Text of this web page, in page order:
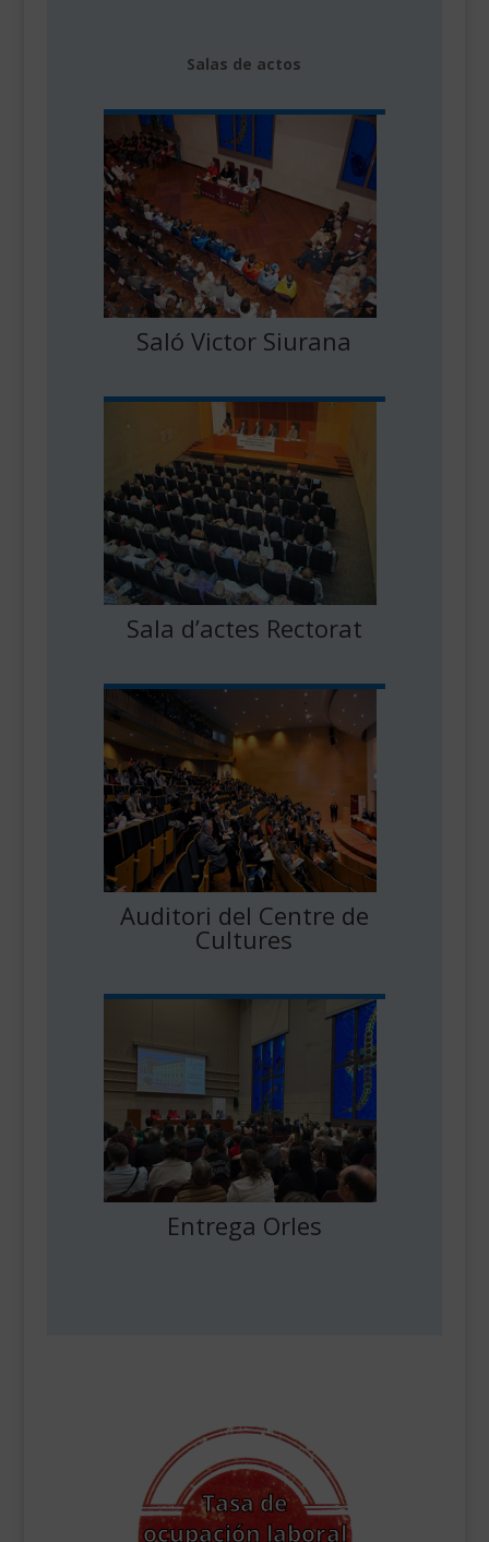
Salas de actos
Saló Victor Siurana
Sala d’actes Rectorat
Auditori del Centre de
Cultures
Entrega Orles